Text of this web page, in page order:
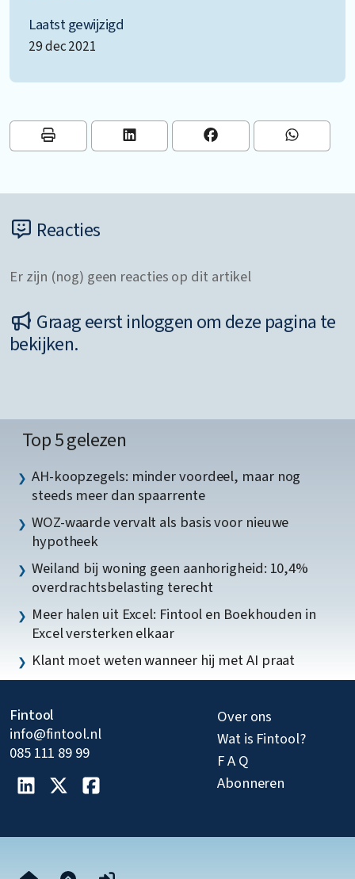
Laatst gewijzigd
29 dec 2021
Reacties
Er zijn (nog) geen reacties op dit artikel
Graag eerst inloggen om deze pagina te
bekijken.
Top 5 gelezen
AH-koopzegels: minder voordeel, maar nog
steeds meer dan spaarrente
WOZ-waarde vervalt als basis voor nieuwe
hypotheek
Weiland bij woning geen aanhorigheid: 10,4%
overdrachtsbelasting terecht
Meer halen uit Excel: Fintool en Boekhouden in
Excel versterken elkaar
Klant moet weten wanneer hij met AI praat
Fintool
info@fintool.nl
085 111 89 99
Over ons
Wat is Fintool?
F A Q
Abonneren